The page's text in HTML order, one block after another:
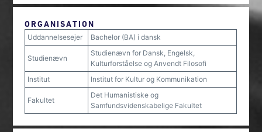
ORGANISATION
Uddannelsesejer Bachelor (BA) i dansk
Studienævn
Studienævn for Dansk, Engelsk,
Kulturforståelse og Anvendt Filosofi
Institut
Institut for Kultur og Kommunikation
Fakultet
Det Humanistiske og
Samfundsvidenskabelige Fakultet